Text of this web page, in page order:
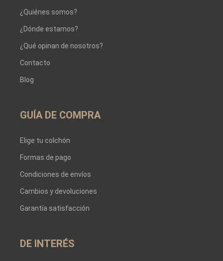
¿Quiénes somos?
¿Dónde estamos?
¿Qué opinan de nosotros?
Contacto
Blog
GUÍA DE COMPRA
Elige tu colchón
Formas de pago
Condiciones de envíos
Cambios y devoluciones
Garantía satisfacción
DE INTERÉS